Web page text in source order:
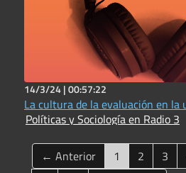
14/3/24 |00:57:22
La cultura de la evaluación en la
Políticas y Sociología en Radio 3
← Anterior 1 (current)
2 3